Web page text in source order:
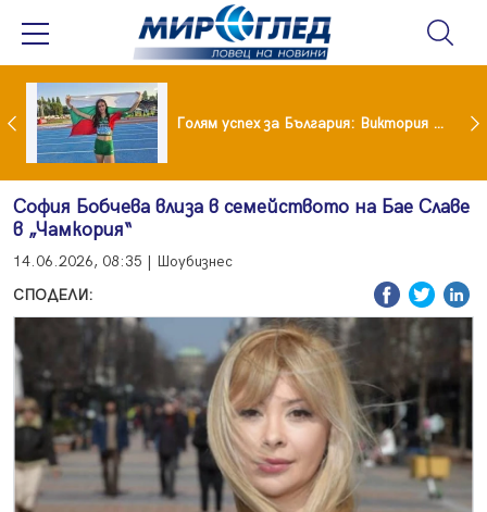
Когато всичко те дразни: тези трикове променят настроението за минути Голям успех за България: Виктория Ангелова грабна световна титла в тройния скок
София Бобчева влиза в семейството на Бае Славе
в „Чамкория“
14.06.2026, 08:35 | Шоубизнес
СПОДЕЛИ: